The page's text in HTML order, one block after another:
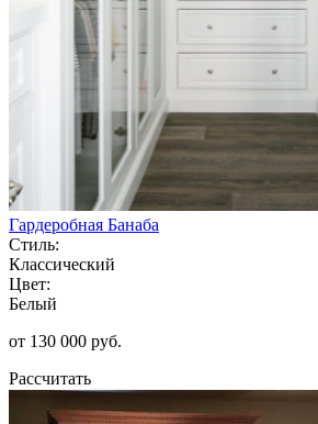
Гардеробная Банаба
Стиль:
Классический
Цвет:
Белый
от 130 000 руб.
Рассчитать